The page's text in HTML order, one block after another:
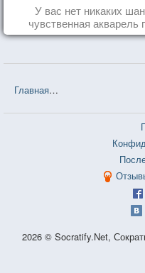
У вас нет никаких
чувственная акварель
Главная
2026 © Socratify.Net,